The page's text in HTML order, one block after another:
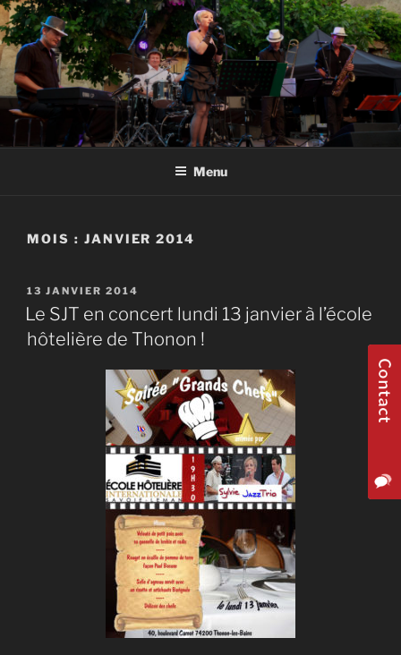
Aller
au
contenu
principal
GROUPE JAZZ HAUTE SAVOIE
Groupe Jazz 74 Thonon Douvaine Geneve Haute Savoie Annecy
Menu
MOIS : JANVIER 2014
PUBLIÉ
LE
13 JANVIER 2014
Le SJT en concert lundi 13 janvier à l’école
hôtelière de Thonon !